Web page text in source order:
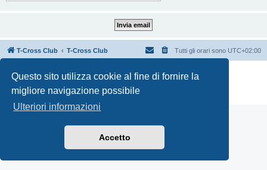
Questo sito utilizza cookie al fine di fornire la
migliore navigazione possibile
Ulteriori informazioni
Accetto
T-Cross Club T-Cross Club Tutti gli orari sono UTC+02:00
Creato da
® Forum Software © phpBB Limited
Privacy|Condizioni